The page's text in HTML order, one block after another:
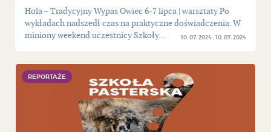
10. 07. 2024 10. 07. 2024
Hola – Tradycyjny Wypas Owiec 6-7 lipca | warsztaty Po
wykładach nadszedł czas na praktyczne doświadczenia. W
miniony weekend uczestnicy Szkoły...
REPORTAŻE
REPORTAŻE